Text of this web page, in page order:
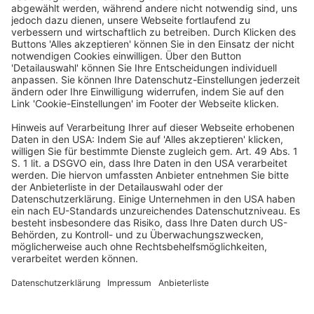
finanzierten Fortbildung zu beteiligen hat, wenn er
diese nicht beendet, sind grundsätzlich zulässig. Sie
benachteiligen den Arbeitnehmer nicht generell
unangemessen (Rn. 20).
2. Es ist nicht zulässig, die Rückzahlungspflicht
schlechthin an das wiederholte Nichtablegen der
angestrebten Prüfung zu knüpfen, ohne die Gründe
dafür zu betrachten. Jedenfalls praktisch relevante
Fallkonstellationen, in denen die Gründe für die
Nichtablegung der Prüfung nicht in der
Verantwortungssphäre des Arbeitnehmers liegen,
müssen von der Rückzahlungspflicht ausgenommen
werden (Rn. 22).
3. Die vom Arbeitgeber (mit)verantwortete Kündigung
des Arbeitnehmers stellt im Arbeitsleben keinen so
fernliegenden Tatbestand dar, dass sie in einer
Rückzahlungspflicht vorsieht, nicht gesondert erwähnt